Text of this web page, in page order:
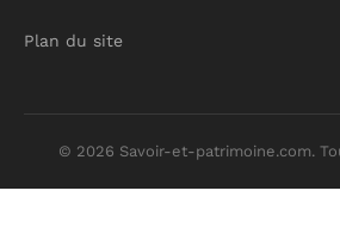
Plan du site
© 2026 Savoir-et-patrimoine.com.